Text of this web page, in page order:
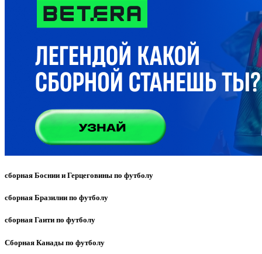
сборная Боснии и Герцеговины по футболу
сборная Бразилии по футболу
сборная Гаити по футболу
Сборная Канады по футболу